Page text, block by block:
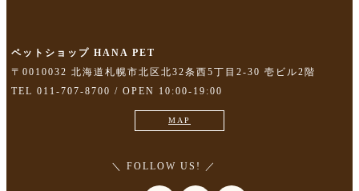
ペットショップ HANA PET
〒0010032 北海道札幌市北区北32条西5丁目2-30 壱ビル2階
TEL 011-707-8700 / OPEN 10:00-19:00
MAP
＼ FOLLOW US! ／